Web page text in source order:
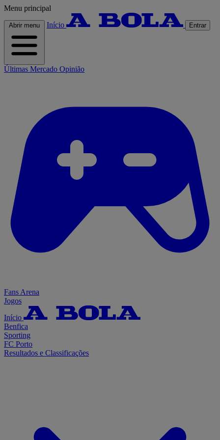
Menu principal
Abrir menu Início Entrar
Últimas Mercado Opinião
Fans Arena
Jogos
Início
Benfica
Sporting
FC Porto
Resultados e Classificações